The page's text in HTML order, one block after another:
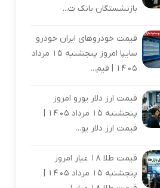
بازنشستگان بانک ت...
قیمت خودروهای ایران خودرو
سایپا امروز پنجشنبه 15 مرداد
1405 | قیم...
قیمت ارز دلار یورو امروز
پنجشنبه 15 مرداد 1405 |
قیمت ارز دلار یو...
قیمت طلا 18 عیار امروز
پنجشنبه 15 مرداد 1405 |